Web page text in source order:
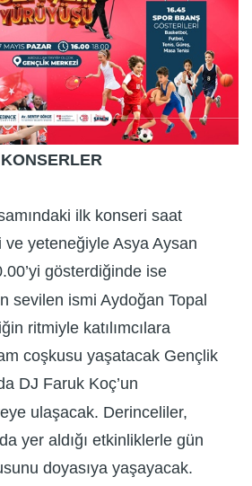
ilk konseri saat
ve yeteneğiyle Asya Aysan
gösterdiğinde ise
sevilen ismi Aydoğan Topal
ritmiyle katılımcılara
coşkusu yaşatacak Gençlik
DJ Faruk Koç’un
ulaşacak. Derinceliler,
yer aldığı etkinliklerle gün
doyasıya yaşayacak.